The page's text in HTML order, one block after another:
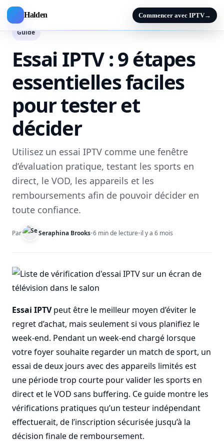
Halden Commencer avec IPTV→
Guide
Essai IPTV : 9 étapes
essentielles faciles
pour tester et
décider
Utilisez un essai IPTV comme une fenêtre
d’évaluation pratique, testant les sports en
direct, le VOD, les appareils et les
remboursements afin de pouvoir décider en
toute confiance.
Par Seraphina Brooks•6 min de lecture•il y a 6 mois
Essai IPTVpeut être le meilleur moyen d’éviter le
regret d’achat, mais seulement si vous planifiez le
week-end. Pendant un week-end chargé lorsque
votre foyer souhaite regarder un match de sport, un
essai de deux jours avec des appareils limités est
une période trop courte pour valider les sports en
direct et le VOD sans buffering. Ce guide montre les
vérifications pratiques qu’un testeur indépendant
effectuerait, de l’inscription sécurisée jusqu’à la
décision finale de remboursement.